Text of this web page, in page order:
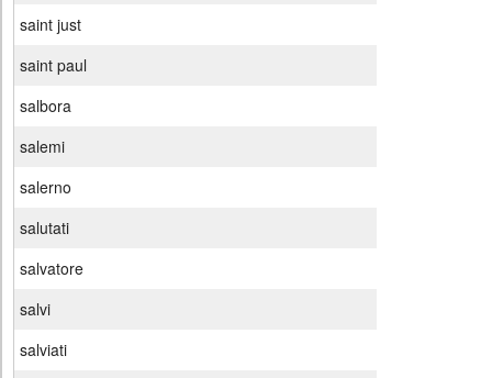
saint just
saint paul
salbora
salemi
salerno
salutati
salvatore
salvi
salviati